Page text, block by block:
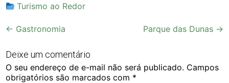
Turismo ao Redor
Post
← Gastronomia Parque das Dunas →
Deixe um comentário
O seu endereço de e-mail não será publicado. Campos
obrigatórios são marcados com *